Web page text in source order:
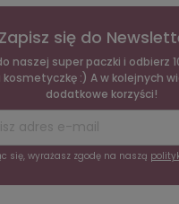
Zapisz się do
naszej super paczki i odbierz
kosmetyczkę :) A w kolejnych
dodatkowe korzyści!
się, wyrażasz zgodę na naszą